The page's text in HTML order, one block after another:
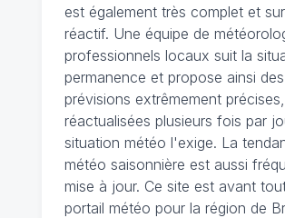
est également très complet et
réactif. Une équipe de
professionnels locaux suit la
permanence et propose ainsi des
prévisions extrêmement précises,
réactualisées plusieurs fois par
situation météo l'exige. La
météo saisonnière est aussi
mise à jour. Ce site est avant
portail météo pour la région de